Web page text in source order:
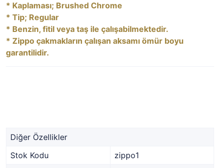
* Kaplaması; Brushed Chrome
* Tip; Regular
* Benzin, fitil veya taş ile çalışabilmektedir.
* Zippo çakmakların çalışan aksamı ömür boyu
garantilidir.
Diğer Özellikler
Stok Kodu
zippo1